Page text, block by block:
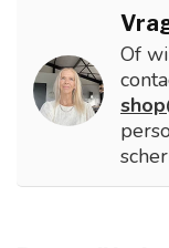
Of